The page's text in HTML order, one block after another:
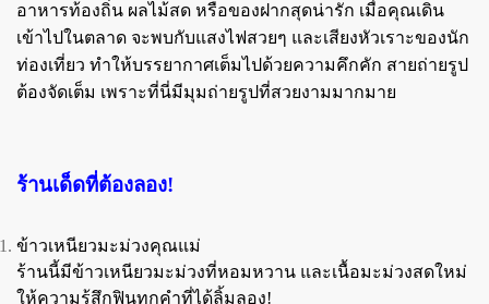
อาหารท้องถิ่น ผลไม้สด หรือของฝากสุดน่ารัก เมื่อคุณเดิน
เข้าไปในตลาด จะพบกับแสงไฟสวยๆ และเสียงหัวเราะของนัก
ท่องเที่ยว ทำให้บรรยากาศเต็มไปด้วยความคึกคัก สายถ่ายรูป
ต้องจัดเต็ม เพราะที่นี่มีมุมถ่ายรูปที่สวยงามมากมาย
ร้านเด็ดที่ต้องลอง!
ข้าวเหนียวมะม่วงคุณแม่
ร้านนี้มีข้าวเหนียวมะม่วงที่หอมหวาน และเนื้อมะม่วงสดใหม่
ให้ความรู้สึกฟินทุกคำที่ได้ลิ้มลอง!